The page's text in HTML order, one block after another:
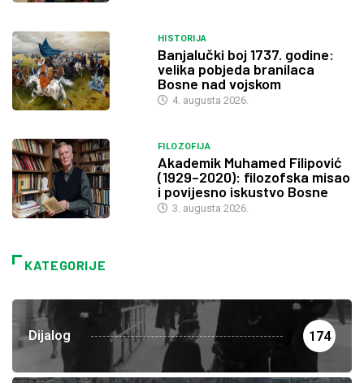
HISTORIJA
Banjalučki boj 1737. godine:
velika pobjeda branilaca
Bosne nad vojskom
4. augusta 2026.
FILOZOFIJA
Akademik Muhamed Filipović
(1929–2020): filozofska misao
i povijesno iskustvo Bosne
3. augusta 2026.
KATEGORIJE
Dijalog 174